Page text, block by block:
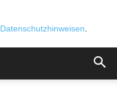
Datenschutzhinweisen